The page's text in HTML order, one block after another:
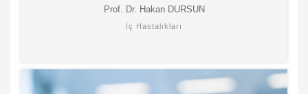
Prof. Dr. Hakan DURSUN
İç Hastalıkları